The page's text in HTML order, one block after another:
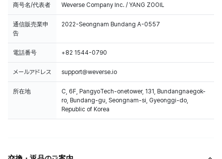
商号名/代表者 Weverse Company Inc. / YANG ZOOIL
通信販売業申
告
2022-Seongnam Bundang A-0557
電話番号 +82 1544-0790
メールアドレス support@weverse.io
所在地
C, 6F, PangyoTech-onetower, 131, Bundangnaegok-
ro, Bundang-gu, Seongnam-si, Gyeonggi-do,
Republic of Korea